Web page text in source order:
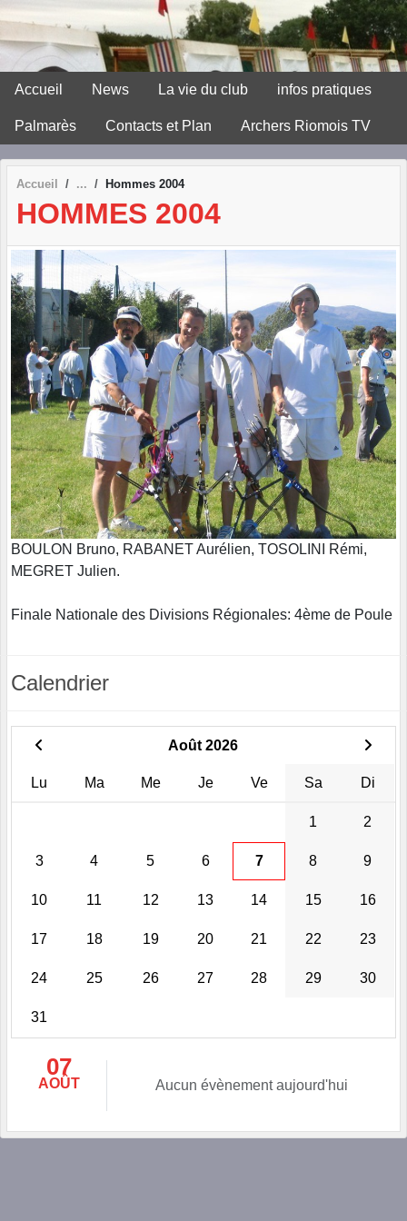
Accueil News La vie du club infos pratiques
Palmarès Contacts et Plan Archers Riomois TV
Accueil Hommes 2004
HOMMES 2004
BOULON Bruno, RABANET Aurélien, TOSOLINI Rémi,
MEGRET Julien.
Finale Nationale des Divisions Régionales: 4ème de Poule
Calendrier
Août 2026
Lu Ma Me Je Ve Sa Di
1 2
3 4 5 6 7 8 9
10 11 12 13 14 15 16
17 18 19 20 21 22 23
24 25 26 27 28 29 30
31
07
AOÛT Aucun évènement aujourd'hui
Panneau de gestion des cookies